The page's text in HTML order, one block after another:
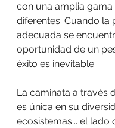
con una amplia gama
diferentes. Cuando la
adecuada se
oportunidad de un
éxito es inevitable.
La caminata a través
es única en su
ecosistemas... el lado